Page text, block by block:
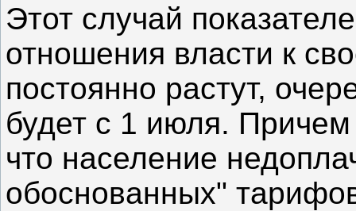
Этот случай
отношения власти к
постоянно растут,
будет с 1 июля.
что население
обоснованных"